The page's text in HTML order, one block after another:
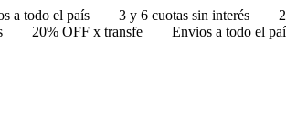
a todo el país 3 y 6 cuotas sin interés
20% OFF x transfe Envios a todo el